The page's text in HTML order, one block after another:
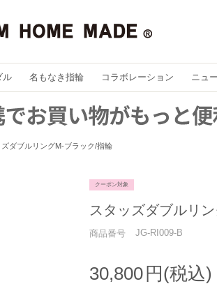
ル 名もなき指輪 コラボレーション ニュ
ズダブルリングM-ブラック/指輪
クーポン対象
スタッズダブルリ
商品番号 JG-RI009-B
30,800